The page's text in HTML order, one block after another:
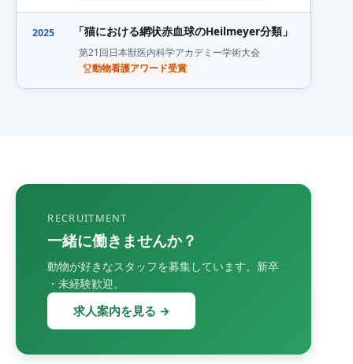
2025 「猫における網状赤血球のHeilmeyer分類」
第21回日本獣医内科学アカデミー学術大会
動物看護アワード受賞
RECRUITMENT
一緒に働きませんか？
動物が好きなスタッフを募集しています。新卒
・未経験歓迎。
求人案内を見る →